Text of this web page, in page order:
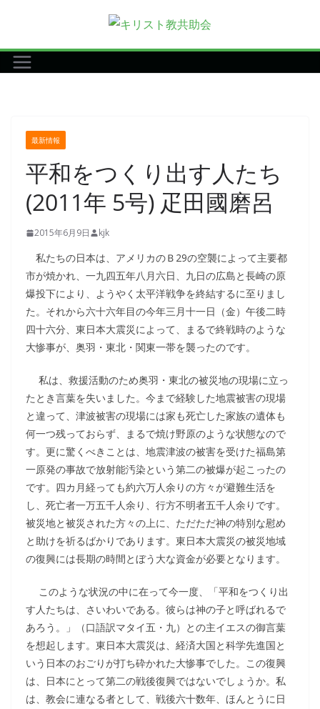
テ
ン
最新情報
平和をつくり出す人たち
(2011年 5号) 疋田國磨呂
2015年6月9日 kjk
私たちの日本は、アメリカのＢ29の空襲によって主要都
市が焼かれ、一九四五年八月六日、九日の広島と長崎の原
爆投下により、ようやく太平洋戦争を終結するに至りまし
た。それから六十六年目の今年三月十一日（金）午後二時
四十六分、東日本大震災によって、まるで終戦時のような
大惨事が、奥羽・東北・関東一帯を襲ったのです。
私は、救援活動のため奥羽・東北の被災地の現場に立っ
たとき言葉を失いました。今まで経験した地震被害の現場
と違って、津波被害の現場には家も死亡した家族の遺体も
何一つ残っておらず、まるで焼け野原のような状態なので
す。更に驚くべきことは、地震津波の被害を受けた福島第
一原発の事故で放射能汚染という第二の被爆が起こったの
です。四カ月経っても約六万人余りの方々が避難生活を
し、死亡者一万五千人余り、行方不明者五千人余りです。
被災地と被災された方々の上に、ただただ神の特別な慰め
と助けを祈るばかりであります。東日本大震災の被災地域
の復興には長期の時間とぼう大な資金が必要となります。
このような状況の中に在って今一度、「平和をつくり出
す人たちは、さいわいである。彼らは神の子と呼ばれるで
あろう。」（口語訳マタイ五・九）との主イエスの御言葉
を想起します。東日本大震災は、経済大国と科学先進国と
いう日本のおごりが打ち砕かれた大惨事でした。この復興
は、日本にとって第二の戦後復興ではないでしょうか。私
は、教会に連なる者として、戦後六十数年、ほんとうに日